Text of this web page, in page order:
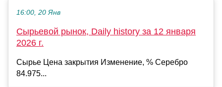
16:00, 20 Янв
Сырьевой рынок, Daily history за 12 января
2026 г.
Сырье Цена закрытия Изменение, % Серебро
84.975...